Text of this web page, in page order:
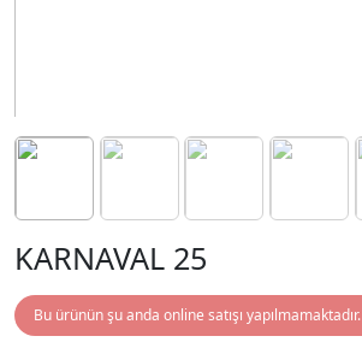
KARNAVAL 25
Bu ürünün şu anda online satışı yapılmamaktadır.